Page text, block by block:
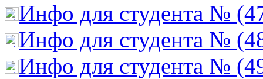
Инфо для студента №
Инфо для студента №
Инфо для студента №